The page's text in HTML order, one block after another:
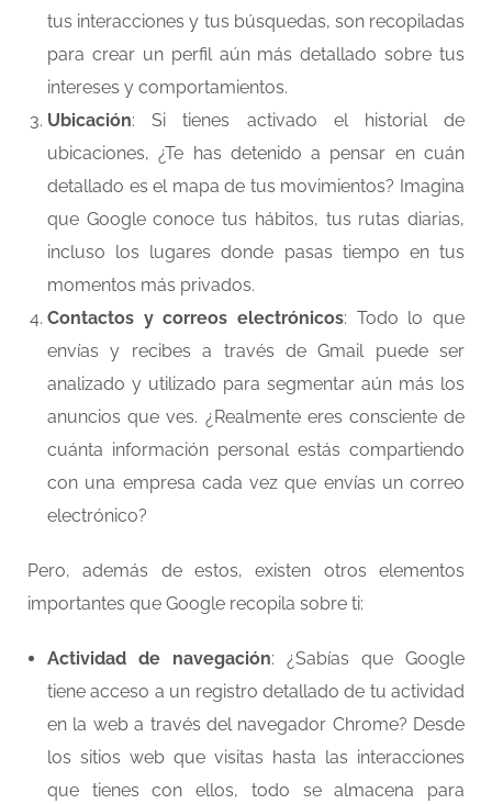
tus interacciones y tus búsquedas, son recopiladas
para crear un perfil aún más detallado sobre tus
intereses y comportamientos.
Ubicación: Si tienes activado el historial de
ubicaciones, ¿Te has detenido a pensar en cuán
detallado es el mapa de tus movimientos? Imagina
que Google conoce tus hábitos, tus rutas diarias,
incluso los lugares donde pasas tiempo en tus
momentos más privados.
Contactos y correos electrónicos: Todo lo que
envías y recibes a través de Gmail puede ser
analizado y utilizado para segmentar aún más los
anuncios que ves. ¿Realmente eres consciente de
cuánta información personal estás compartiendo
con una empresa cada vez que envías un correo
electrónico?
Pero, además de estos, existen otros elementos
importantes que Google recopila sobre ti:
Actividad de navegación: ¿Sabías que Google
tiene acceso a un registro detallado de tu actividad
en la web a través del navegador Chrome? Desde
los sitios web que visitas hasta las interacciones
que tienes con ellos, todo se almacena para